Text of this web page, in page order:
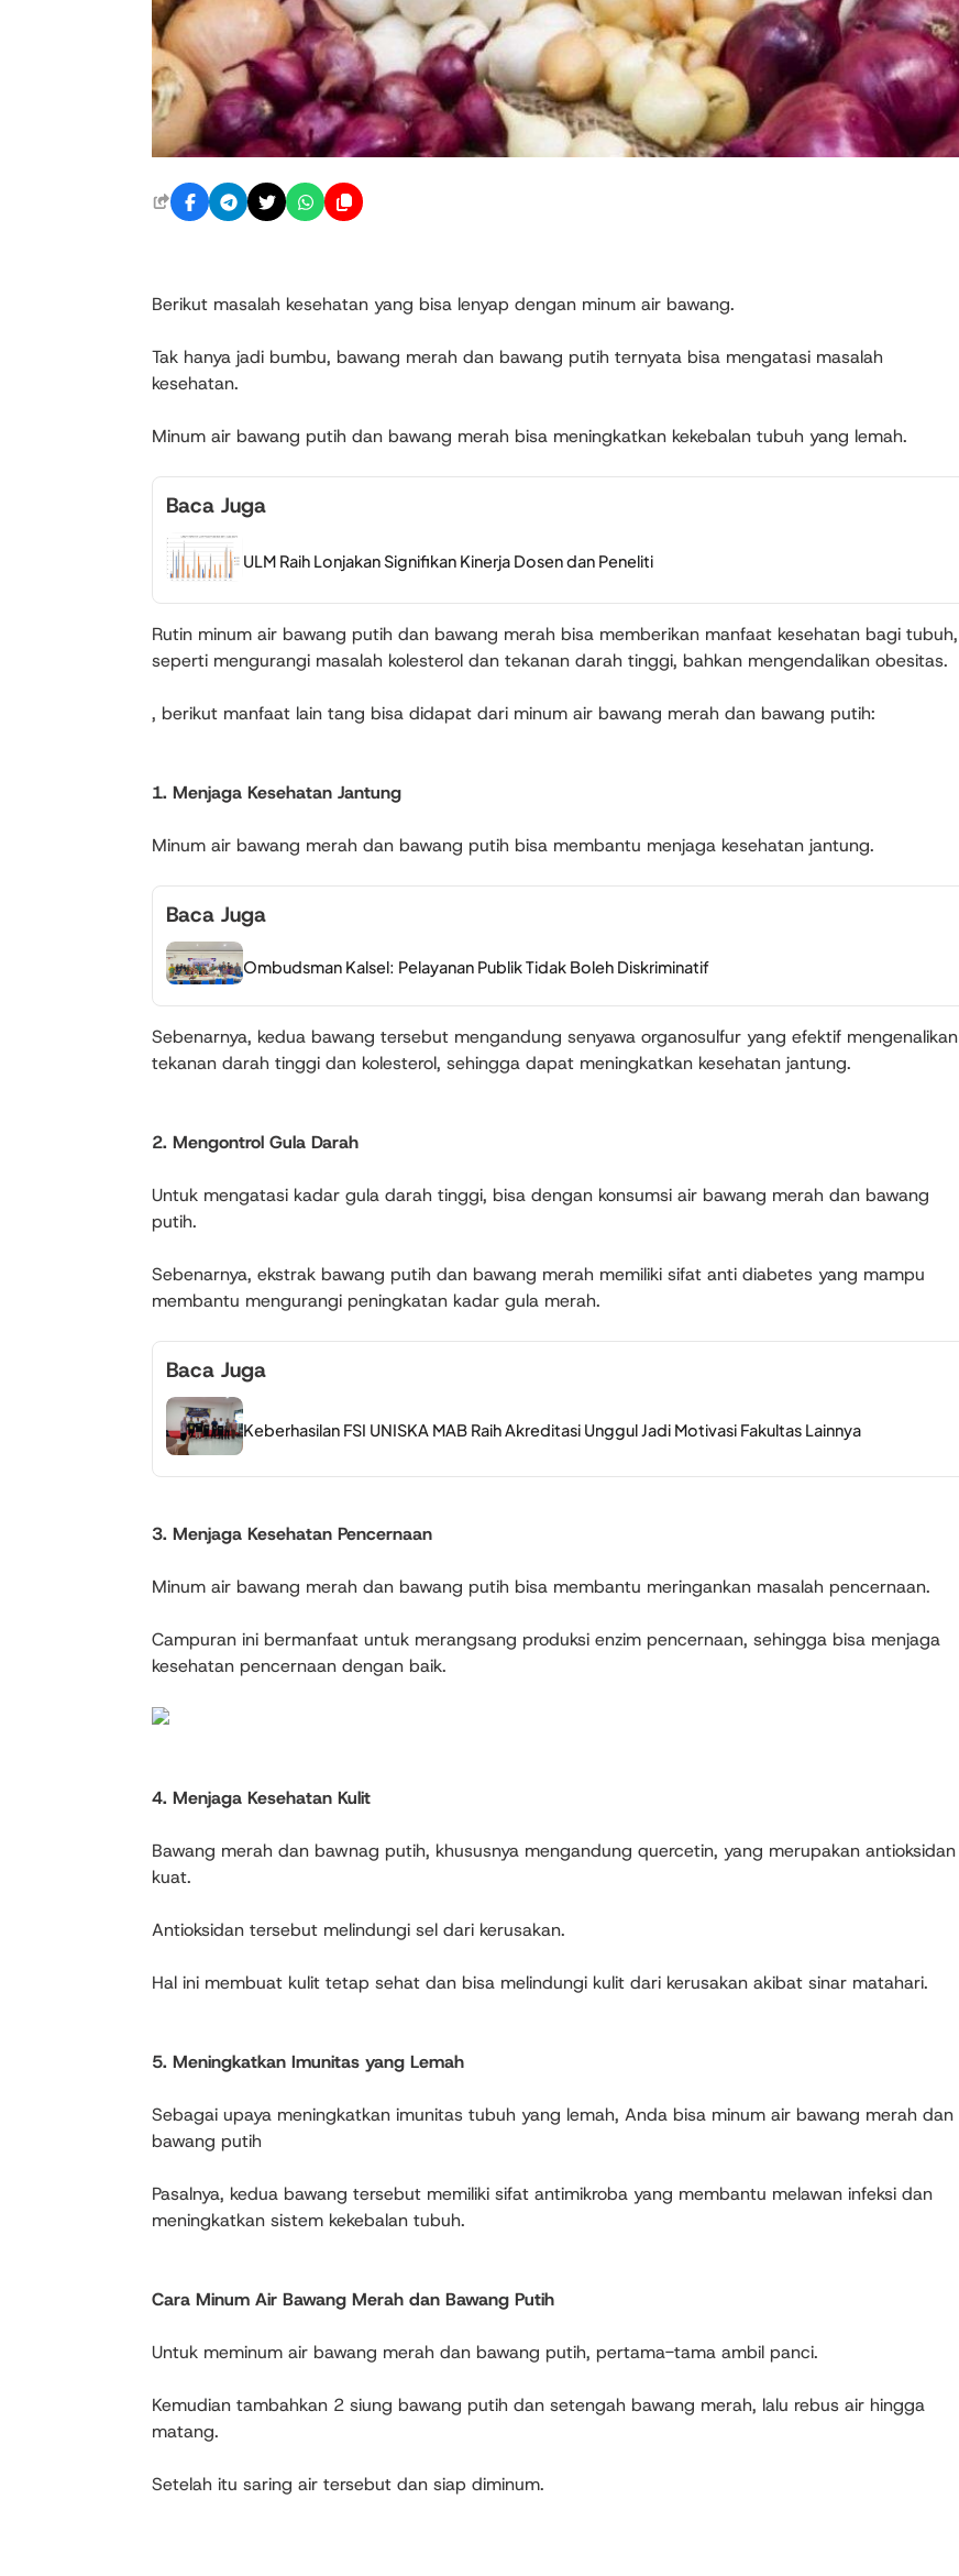
Berikut masalah kesehatan yang bisa lenyap dengan minum air bawang.
Tak hanya jadi bumbu, bawang merah dan bawang putih ternyata bisa mengatasi masalah
kesehatan.
Minum air bawang putih dan bawang merah bisa meningkatkan kekebalan tubuh yang lemah.
Baca Juga
ULM Raih Lonjakan Signifikan Kinerja Dosen dan Peneliti
Rutin minum air bawang putih dan bawang merah bisa memberikan manfaat kesehatan bagi tubuh,
seperti mengurangi masalah kolesterol dan tekanan darah tinggi, bahkan mengendalikan obesitas.
, berikut manfaat lain tang bisa didapat dari minum air bawang merah dan bawang putih:
1. Menjaga Kesehatan Jantung
Minum air bawang merah dan bawang putih bisa membantu menjaga kesehatan jantung.
Baca Juga
Ombudsman Kalsel: Pelayanan Publik Tidak Boleh Diskriminatif
Sebenarnya, kedua bawang tersebut mengandung senyawa organosulfur yang efektif mengenalikan
tekanan darah tinggi dan kolesterol, sehingga dapat meningkatkan kesehatan jantung.
2. Mengontrol Gula Darah
Untuk mengatasi kadar gula darah tinggi, bisa dengan konsumsi air bawang merah dan bawang
putih.
Sebenarnya, ekstrak bawang putih dan bawang merah memiliki sifat anti diabetes yang mampu
membantu mengurangi peningkatan kadar gula merah.
Baca Juga
Keberhasilan FSI UNISKA MAB Raih Akreditasi Unggul Jadi Motivasi Fakultas Lainnya
3. Menjaga Kesehatan Pencernaan
Minum air bawang merah dan bawang putih bisa membantu meringankan masalah pencernaan.
Campuran ini bermanfaat untuk merangsang produksi enzim pencernaan, sehingga bisa menjaga
kesehatan pencernaan dengan baik.
4. Menjaga Kesehatan Kulit
Bawang merah dan bawnag putih, khususnya mengandung quercetin, yang merupakan antioksidan
kuat.
Antioksidan tersebut melindungi sel dari kerusakan.
Hal ini membuat kulit tetap sehat dan bisa melindungi kulit dari kerusakan akibat sinar matahari.
5. Meningkatkan Imunitas yang Lemah
Sebagai upaya meningkatkan imunitas tubuh yang lemah, Anda bisa minum air bawang merah dan
bawang putih
Pasalnya, kedua bawang tersebut memiliki sifat antimikroba yang membantu melawan infeksi dan
meningkatkan sistem kekebalan tubuh.
Cara Minum Air Bawang Merah dan Bawang Putih
Untuk meminum air bawang merah dan bawang putih, pertama-tama ambil panci.
Kemudian tambahkan 2 siung bawang putih dan setengah bawang merah, lalu rebus air hingga
matang.
Setelah itu saring air tersebut dan siap diminum.